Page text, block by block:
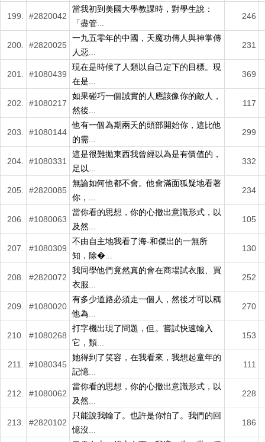
199. #2820042
當我初到美國大學教課時，對學生說：
「盡管...
246
200. #2820025
一九五零年的中國，天魔功傳人與神掌傳
人惡...
231
201. #1080439
現在是時候了人類以自己定下的目標。現
在是...
369
202. #1080217
如果碰巧一個誠實的人應該像你的敵人，
然後...
117
203. #1080144
他有一個為期兩天的頭部開始你，這比他
的需...
299
204. #1080331
這是很難拋東西我曾經以為是有價值的，
足以...
332
205. #2820085
無論如何他都不會。他會滿面狐疑地看著
你，...
234
206. #1080063
當你看的思想，你的心撤出意識形式，以
及然...
105
207. #1080309
不由自主地我看了海-和傑出的一無所
知，除�...
130
208. #2820072
我同學他們竟然真的會在商場試衣服、買
衣服...
252
209. #1080020
有多少道路必須走一個人，然後才可以稱
他為...
270
210. #1080268
打字機出現了問題，但。嘗試快速輸入
它，類...
153
211. #1080345
她得到了笑容，在我看來，我想起童年的
記憶...
111
212. #1080062
當你看的思想，你的心撤出意識形式，以
及然...
228
213. #2820102
只能說我輸了。也許是你怕了。我們的回
憶沒...
186